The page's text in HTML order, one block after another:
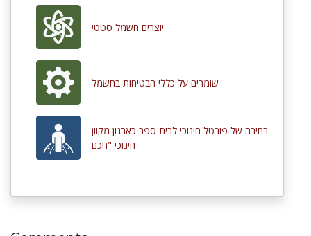
יוצרים חשמל סטטי
שומרים על כללי הבטיחות בחשמל
בחירה של פורטל חינוכי לבית ספר כארגון מקוון
חינוכי "חכם